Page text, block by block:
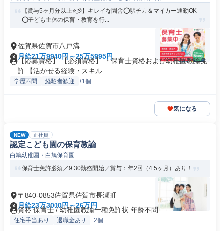
【賞与5ヶ月分以上⭐彡】キレイな園舎⭕駅チカ＆マイカー通勤OK
⭕子ども主体の保育・教育を行...
佐賀県佐賀市八戸溝
月給21万9940円～25万5995円
【応募資格】 【必須資格】 ・保育士資格および幼稚園教諭免
許 【活かせる経験・スキル...
学歴不問 経験者歓迎 +1個
気になる
NEW 正社員
認定こども園の保育教諭
白鳩幼稚園・白鳩保育園
保育士免許必須／9:30勤務開始／賞与：年2回（4.5ヶ月）あり！
〒840-0853佐賀県佐賀市長瀬町
月給23万3000円～26万円
資格 保育士 / 幼稚園教諭一種免許状 年齢不問
住宅手当あり 退職金あり +2個